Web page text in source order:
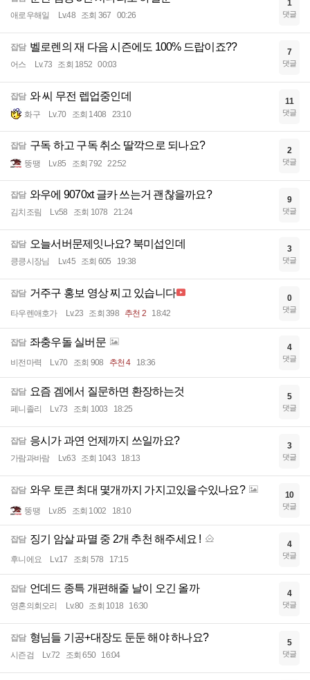
애로우해일 Lv.48 조회 367 00:26
1
댓글
잡담 벨로렌의 재 다음 시즌에도 100% 드랍이죠??
어스 Lv.73 조회 1852 00:03
7
댓글
잡담 와 씨 무전 렙업중인데
화구 Lv.70 조회 1408 23:10
11
댓글
잡담 구독 하고 구독 취소 딸깍으로 되나요?
뚱땡 Lv.85 조회 792 22:52
2
댓글
잡담 와우에 9070xt 글카 쓰는거 괜찮을까요?
김치조림 Lv.58 조회 1078 21:24
9
댓글
잡담 오늘서버문제잇나요? 북미섭인데
킁킁시장님 Lv.45 조회 605 19:38
3
댓글
잡담 거주구 홍보 영상 찌고 있습니다
타우렌애호가 Lv.23 조회 398 추천 2 18:42
0
댓글
잡담 좌충우돌 실버문
비전마력 Lv.70 조회 908 추천 4 18:36
4
댓글
잡담 요즘 겜에서 질문하면 환장하는것
페니졸리 Lv.73 조회 1003 18:25
5
댓글
잡담 응시가 과연 언제까지 쓰일까요?
가람과바람 Lv.63 조회 1043 18:13
3
댓글
잡담 와우 토큰 최대 몇개까지 가지고있을수있나요?
뚱땡 Lv.85 조회 1002 18:10
10
댓글
잡담 징기 암살 파멸 중 2개 추천 해주세요 !
후니에요 Lv.17 조회 578 17:15
4
댓글
잡담 언데드 종특 개편해줄 날이 오긴 올까
영혼의회오리 Lv.80 조회 1018 16:30
4
댓글
잡담 형님들 기공+대장도 둔둔 해야 하나요?
시즌검 Lv.72 조회 650 16:04
5
댓글